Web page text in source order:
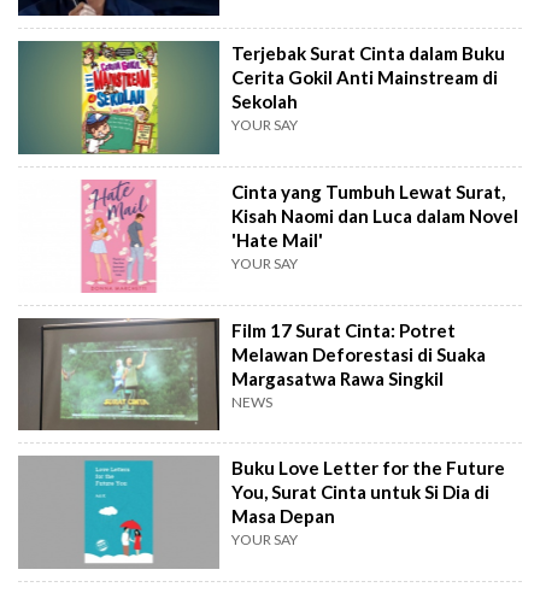
Terjebak Surat Cinta dalam Buku
Cerita Gokil Anti Mainstream di
Sekolah
YOUR SAY
Cinta yang Tumbuh Lewat Surat,
Kisah Naomi dan Luca dalam Novel
'Hate Mail'
YOUR SAY
Film 17 Surat Cinta: Potret
Melawan Deforestasi di Suaka
Margasatwa Rawa Singkil
NEWS
Buku Love Letter for the Future
You, Surat Cinta untuk Si Dia di
Masa Depan
YOUR SAY